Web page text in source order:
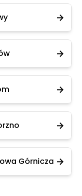
Górnicza